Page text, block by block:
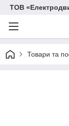
ТОВ
Товари та